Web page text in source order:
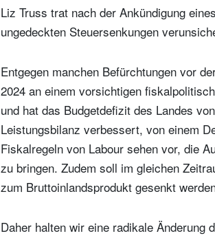
Liz Truss trat nach der Ankündigung
ungedeckten Steuersenkungen
Entgegen manchen Befürchtungen vor
2024 an einem vorsichtigen
und hat das Budgetdefizit des Landes
Leistungsbilanz verbessert, von einem
Fiskalregeln von Labour sehen vor, die
zu bringen. Zudem soll im gleichen
zum Bruttoinlandsprodukt gesenkt
Daher halten wir eine radikale